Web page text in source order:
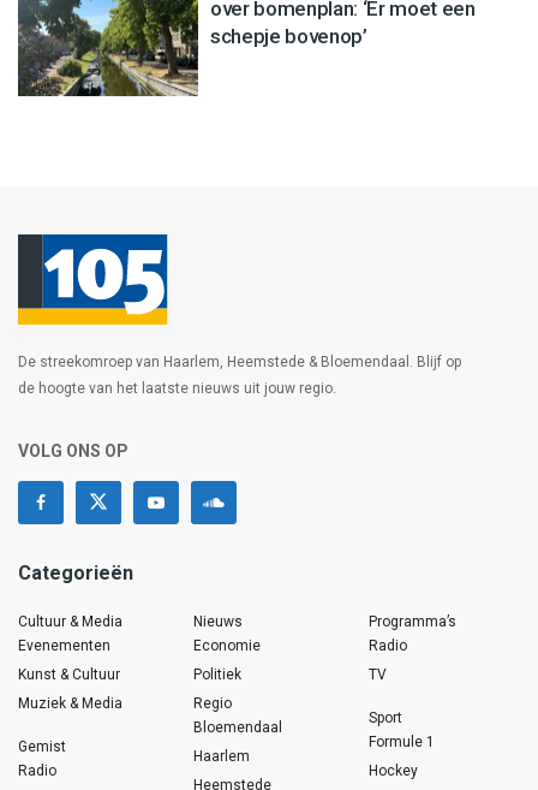
over bomenplan: ‘Er moet een
schepje bovenop’
De streekomroep van Haarlem, Heemstede & Bloemendaal. Blijf op
de hoogte van het laatste nieuws uit jouw regio.
VOLG ONS OP
Categorieën
Cultuur & Media
Evenementen
Kunst & Cultuur
Muziek & Media
Gemist
Radio
Nieuws
Economie
Politiek
Regio
Bloemendaal
Haarlem
Heemstede
Programma’s
Radio
TV
Sport
Formule 1
Hockey